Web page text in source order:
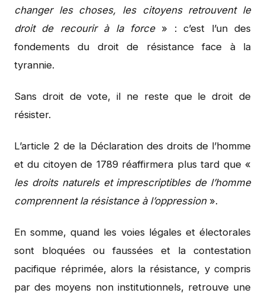
changer les choses, les citoyens retrouvent le
droit de recourir à la force» : c’est l’un des
fondements du droit de résistance face à la
tyrannie.
Sans droit de vote, il ne reste que le droit de
résister.
L’article 2 de la Déclaration des droits de l’homme
et du citoyen de 1789 réaffirmera plus tard que «
les droits naturels et imprescriptibles de l’homme
comprennent la résistance à l’oppression».
En somme, quand les voies légales et électorales
sont bloquées ou faussées et la contestation
pacifique réprimée, alors la résistance, y compris
par des moyens non institutionnels, retrouve une